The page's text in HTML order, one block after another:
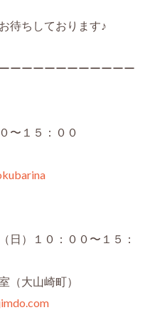
待ちしております♪
ーーーーーーーーーーー
〜１５：００
日）１０：００〜１５：
（大山崎町）